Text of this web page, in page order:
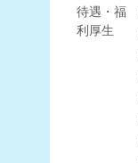
待遇・福
利厚生